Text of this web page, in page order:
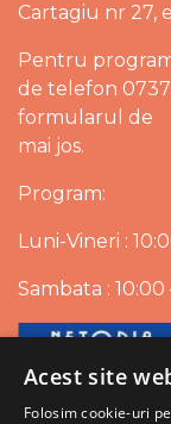
Cartagiu nr 27,
Pentru
de telefon
formularul de
mai jos.
Program:
Luni-Vineri :
Sambata : 10:00
Acest site
Folosim cookie-uri